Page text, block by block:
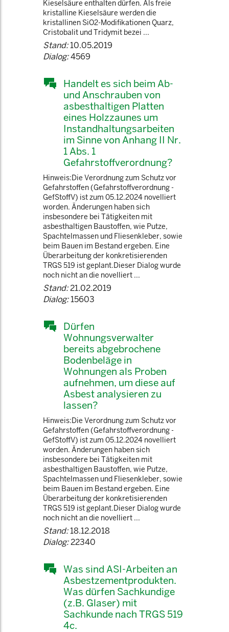
Kieselsäure enthalten dürfen. Als freie
kristalline Kieselsäure werden die
kristallinen SiO2-Modifikationen Quarz,
Cristobalit und Tridymit bezei ...
Stand:10.05.2019
Dialog:4569
Handelt es sich beim Ab-
und Anschrauben von
asbesthaltigen Platten
eines Holzzaunes um
Instandhaltungsarbeiten
im Sinne von Anhang II Nr.
1 Abs. 1
Gefahrstoffverordnung?
Hinweis:Die Verordnung zum Schutz vor
Gefahrstoffen (Gefahrstoffverordnung -
GefStoffV) ist zum 05.12.2024 novelliert
worden. Änderungen haben sich
insbesondere bei Tätigkeiten mit
asbesthaltigen Baustoffen, wie Putze,
Spachtelmassen und Fliesenkleber, sowie
beim Bauen im Bestand ergeben. Eine
Überarbeitung der konkretisierenden
TRGS 519 ist geplant.Dieser Dialog wurde
noch nicht an die novelliert ...
Stand:21.02.2019
Dialog:15603
Dürfen
Wohnungsverwalter
bereits abgebrochene
Bodenbeläge in
Wohnungen als Proben
aufnehmen, um diese auf
Asbest analysieren zu
lassen?
Hinweis:Die Verordnung zum Schutz vor
Gefahrstoffen (Gefahrstoffverordnung -
GefStoffV) ist zum 05.12.2024 novelliert
worden. Änderungen haben sich
insbesondere bei Tätigkeiten mit
asbesthaltigen Baustoffen, wie Putze,
Spachtelmassen und Fliesenkleber, sowie
beim Bauen im Bestand ergeben. Eine
Überarbeitung der konkretisierenden
TRGS 519 ist geplant.Dieser Dialog wurde
noch nicht an die novelliert ...
Stand:18.12.2018
Dialog:22340
Was sind ASI-Arbeiten an
Asbestzementprodukten.
Was dürfen Sachkundige
(z.B. Glaser) mit
Sachkunde nach TRGS 519
4c.